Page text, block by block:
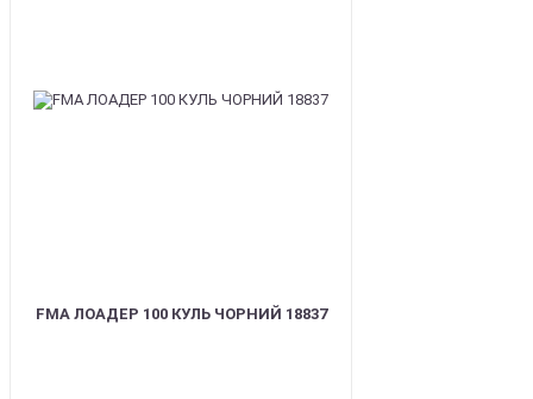
FMA ЛОАДЕР 100 КУЛЬ ЧОРНИЙ 18837